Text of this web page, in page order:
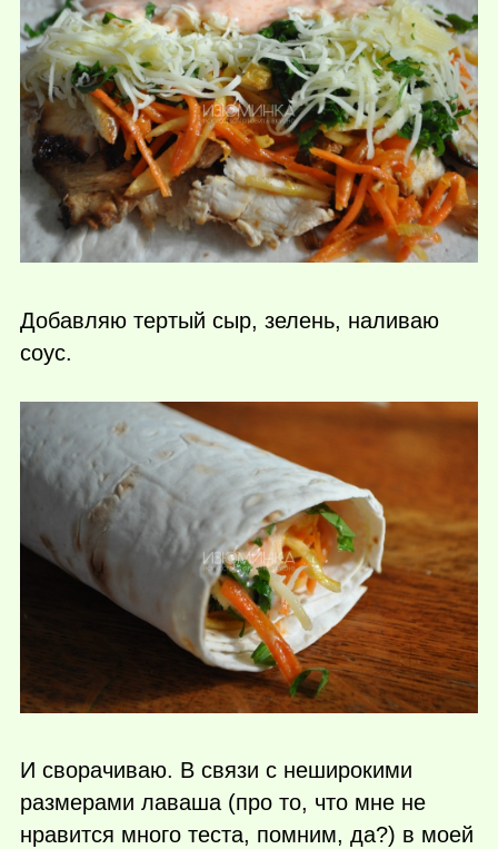
Добавляю тертый сыр, зелень, наливаю
соус.
И сворачиваю. В связи с неширокими
размерами лаваша (про то, что мне не
нравится много теста, помним, да?) в моей